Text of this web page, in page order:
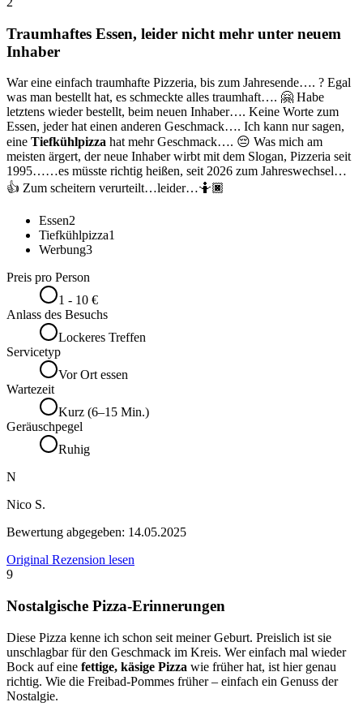
Traumhaftes Essen, leider nicht mehr unter neuem
Inhaber
War eine einfach traumhafte Pizzeria, bis zum Jahresende…. ? Egal
was man bestellt hat, es schmeckte alles traumhaft…. 🤗 Habe
letztens wieder bestellt, beim neuen Inhaber…. Keine Worte zum
Essen, jeder hat einen anderen Geschmack…. Ich kann nur sagen,
eine Tiefkühlpizza hat mehr Geschmack…. 😔 Was mich am
meisten ärgert, der neue Inhaber wirbt mit dem Slogan, Pizzeria seit
1995……es müsste richtig heißen, seit 2026 zum Jahreswechsel…
👍 Zum scheitern verurteilt…leider…🤷🏿
Essen2
Tiefkühlpizza1
Werbung3
Preis pro Person
1 - 10 €
Anlass des Besuchs
Lockeres Treffen
Servicetyp
Vor Ort essen
Wartezeit
Kurz (6–15 Min.)
Geräuschpegel
Ruhig
N
Nico S.
Bewertung abgegeben: 14.05.2025
Original Rezension lesen
9
Nostalgische Pizza-Erinnerungen
Diese Pizza kenne ich schon seit meiner Geburt. Preislich ist sie
unschlagbar für den Geschmack im Kreis. Wer einfach mal wieder
Bock auf eine fettige, käsige Pizza wie früher hat, ist hier genau
richtig. Wie die Freibad-Pommes früher – einfach ein Genuss der
Nostalgie.